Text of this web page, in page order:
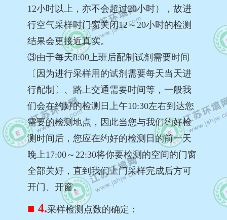
12小时以上，亦不会超过20小时），故进
行空气采样时门窗关闭12～20小时的检测
结果会更接近真实。
③由于每天8:00上班后配制试剂需要时间
〔因为进行采样用的试剂需要每天当天进
行配制〕、路上交通需要时间等，一般我
们会在约好的检测日上午10:30左右到达您
需要的检测地点，因此当您与我们约好检
测时间后，您应在约好的检测日的前一天
晚上17:00～22:30将你要检测的空间的门窗
全部关好，直到我们上门采样完成后方可
开门、开窗。
■ 4.采样检测点数的确定：